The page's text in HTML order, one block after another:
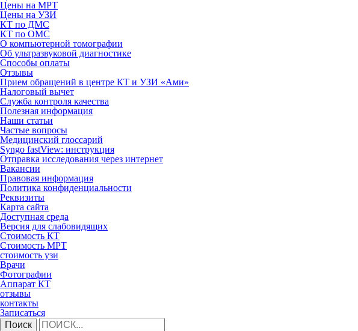
Цены на МРТ
Цены на УЗИ
КТ по ДМС
КТ по ОМС
О компьютерной томографии
Об ультразвуковой диагностике
Способы оплаты
Отзывы
Прием обращений в центре КТ и УЗИ «Ами»
Налоговый вычет
Служба контроля качества
Полезная информация
Наши статьи
Частые вопросы
Медицинский глоссарий
Syngo fastView: инструкция
Отправка исследования через интернет
Вакансии
Правовая информация
Политика конфиденциальности
Реквизиты
Карта сайта
Доступная среда
Версия для слабовидящих
Стоимость КТ
Стоимость МРТ
стоимость узи
Врачи
Фотографии
Аппарат КТ
отзывы
контакты
Записаться
Поиск